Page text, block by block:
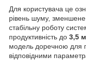
Для користувача це
рівень шуму, зменшене
стабільну роботу
продуктивність до 3,5
модель доречною для
відповідними